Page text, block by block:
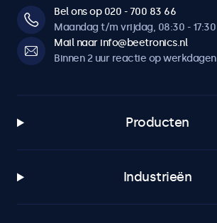
Bel ons op 020 - 700 83 66
Maandag t/m vrijdag, 08:30 - 17:30
Mail naar info@beetronics.nl
Binnen 2 uur reactie op werkdagen
Producten
Industrieën